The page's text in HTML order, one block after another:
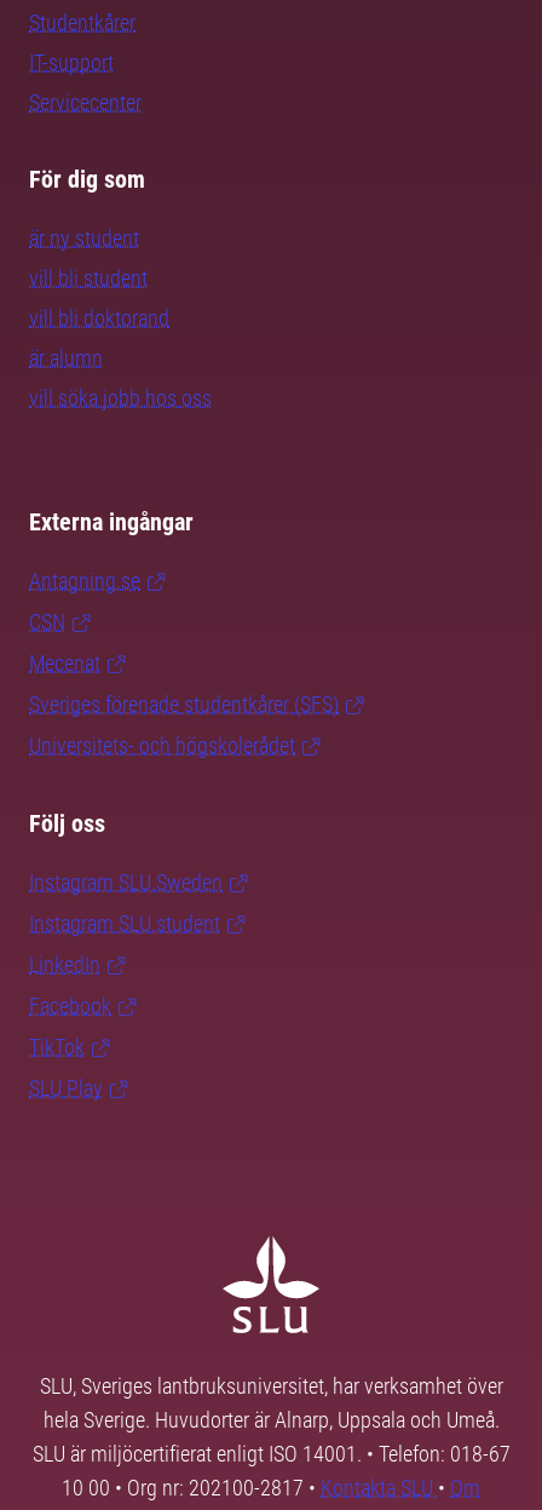
Studentkårer
IT-support
Servicecenter
För dig som
är ny student
vill bli student
vill bli doktorand
är alumn
vill söka jobb hos oss
Externa ingångar
Antagning.se
CSN
Mecenat
Sveriges förenade studentkårer (SFS)
Universitets- och högskolerådet
Följ oss
Instagram SLU.Sweden
Instagram SLU.student
LinkedIn
Facebook
TikTok
SLU Play
SLU, Sveriges lantbruksuniversitet, har verksamhet över
hela Sverige. Huvudorter är Alnarp, Uppsala och Umeå.
SLU är miljöcertifierat enligt ISO 14001. • Telefon: 018-67
10 00 • Org nr: 202100-2817 • Kontakta SLU • Om